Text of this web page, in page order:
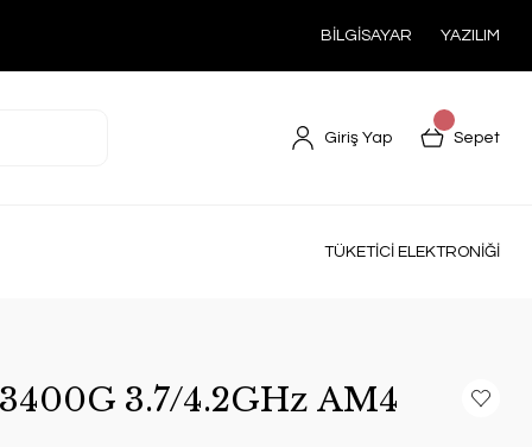
BİLGİSAYAR YAZILIM
Giriş Yap Sepet
TÜKETİCİ ELEKTRONİĞİ
3.7/4.2GHz AM4